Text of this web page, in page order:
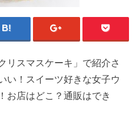
リスマスケーキ」で紹介さ
い！スイーツ好きな女子ウ
お店はどこ？通販はでき